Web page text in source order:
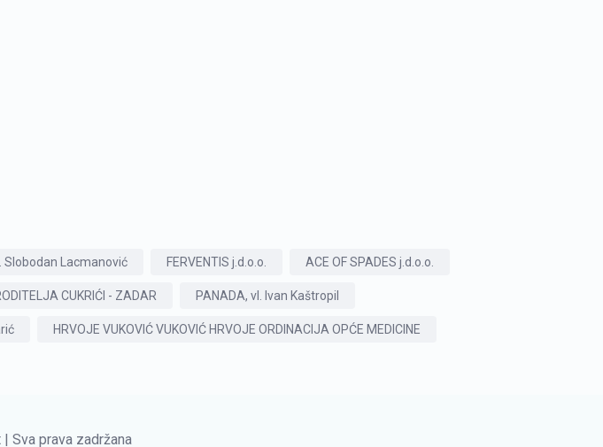
Slobodan Lacmanović FERVENTIS j.d.o.o. ACE OF SPADES j.d.o.o.
CUKRIĆI - ZADAR PANADA, vl. Ivan Kaštropil
HRVOJE VUKOVIĆ VUKOVIĆ HRVOJE ORDINACIJA OPĆE MEDICINE
Sva prava zadržana